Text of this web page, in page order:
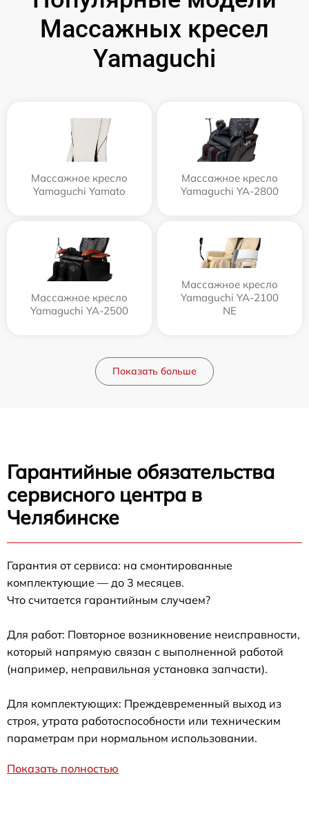
Массажных кресел
Yamaguchi
Массажное кресло
Yamaguchi Yamato
Массажное кресло
Yamaguchi YA-2800
Массажное кресло
Yamaguchi YA-2500
Массажное кресло
Yamaguchi YA-2100
NE
Показать больше
Гарантийные обязательства
сервисного центра в
Челябинске
Гарантия от сервиса: на смонтированные
комплектующие — до 3 месяцев.
Что считается гарантийным случаем?
Для работ: Повторное возникновение неисправности,
который напрямую связан с выполненной работой
(например, неправильная установка запчасти).
Для комплектующих: Преждевременный выход из
строя, утрата работоспособности или техническим
параметрам при нормальном использовании.
Показать полностью